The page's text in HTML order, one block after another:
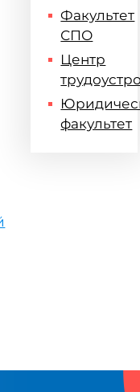
Факультет
СПО
Центр
факультет